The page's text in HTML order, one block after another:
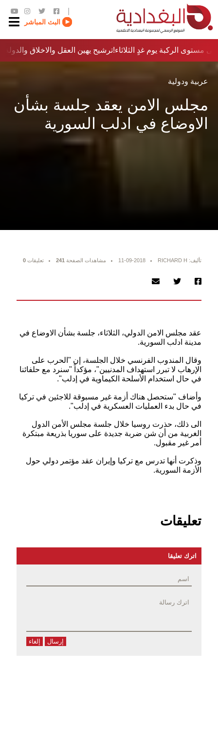
البث المباشر
ترشيح يهين العقل والاخلاق والدولة…؟!مستوى الركبة يوم غدٍ الثلاثاء
عربية ودولية
مجلس الامن يعقد جلسة بشأن
الاوضاع في ادلب السورية
تأليف: RICHARD H 11-09-2018 مشاهدات الصفحة 241 تعليقات 0
عقد مجلس الامن الدولي، الثلاثاء، جلسة بشأن الاوضاع في
مدينة ادلب السورية.
وقال المندوب الفرنسي خلال الجلسة، إن "الحرب على
الإرهاب لا تبرر استهداف المدنيين"، مؤكداً "سنرد مع حلفائنا
في حال استخدام الأسلحة الكيماوية في إدلب".
وأضاف "ستحصل هناك أزمة غير مسبوقة للاجئين في تركيا
في حال بدء العمليات العسكرية في إدلب".
الى ذلك، حذرت روسيا خلال جلسة مجلس الأمن الدول
الغربية من أن شن ضربة جديدة على سوريا بذريعة مبتكرة
أمر غير مقبول.
وذكرت أنها تدرس مع تركيا وإيران عقد مؤتمر دولي حول
الأزمة السورية.
تعليقات
اترك تعليقا
إرسال إلغاء